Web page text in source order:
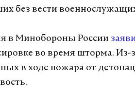
без вести
в Минобороны России
во время шторма. Из-
в ходе пожара от